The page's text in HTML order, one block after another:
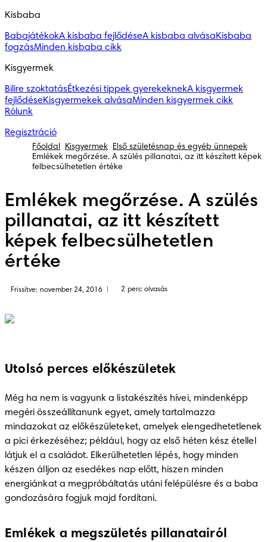
Kisbaba
BabajátékokA kisbaba fejlődéseA kisbaba alvásaKisbaba
fogzásMinden kisbaba cikk
Kisgyermek
Bilire szoktatásÉtkezési tippek gyerekeknekA kisgyermek
fejlődéseKisgyermekek alvásaMinden kisgyermek cikk
Rólunk
Regisztráció
Főoldal Kisgyermek
Első születésnap és egyéb ünnepek
Emlékek megőrzése. A szülés pillanatai, az itt készített képek
felbecsülhetetlen értéke
Emlékek megőrzése. A szülés
pillanatai, az itt készített
képek felbecsülhetetlen
értéke
Frissítve: november 24, 2016 2 perc olvasás
Utolsó perces előkészületek
Még ha nem is vagyunk a listakészítés hívei, mindenképp
megéri összeállítanunk egyet, amely tartalmazza
mindazokat az előkészületeket, amelyek elengedhetetlenek
a pici érkezéséhez; például, hogy az első héten kész étellel
látjuk el a családot. Elkerülhetetlen lépés, hogy minden
készen álljon az esedékes nap előtt, hiszen minden
energiánkat a megpróbáltatás utáni felépülésre és a baba
gondozására fogjuk majd fordítani.
Emlékek a megszületés pillanatairól